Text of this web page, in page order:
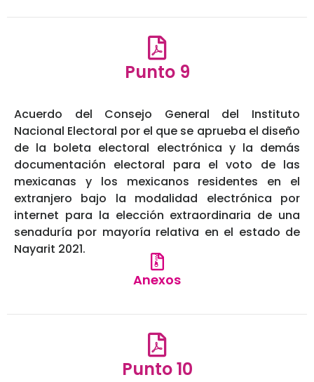
Punto 9
Acuerdo del Consejo General del Instituto
Nacional Electoral por el que se aprueba el diseño
de la boleta electoral electrónica y la demás
documentación electoral para el voto de las
mexicanas y los mexicanos residentes en el
extranjero bajo la modalidad electrónica por
internet para la elección extraordinaria de una
senaduría por mayoría relativa en el estado de
Nayarit 2021.
Anexos
Punto 10